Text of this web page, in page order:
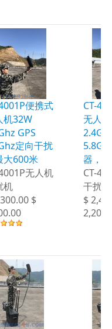
便携式
机32W
GPS
定向干扰
大600米
无人机
机
$
CT-
无人
器，
CT-
干扰机
$